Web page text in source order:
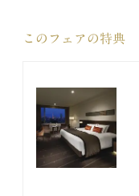
このフェアの特典